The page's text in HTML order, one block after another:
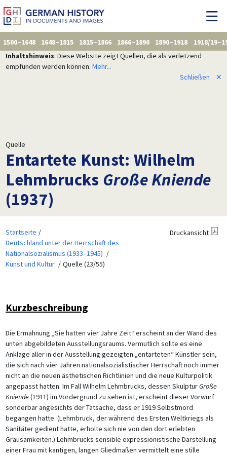
1500–1648 1648–1815 1815–1866 1866–1890 1890–1918
1918/
Inhaltshinweis: Diese Website zeigt Quellen, die als verletzend
empfunden werden können. Mehr...
Schließen
✕
Quelle
Entartete Kunst: Wilhelm
Lehmbrucks Große Kniende
(1937)
Startseite
Deutschland unter der Herrschaft des
Nationalsozialismus (1933–1945)
Kunst und Kultur
Quelle (23/55)
Druckansicht
Kurzbeschreibung
Die Ermahnung „Sie hatten vier Jahre Zeit“ erscheint an der Wand des
unten abgebildeten Ausstellungsraums. Vermutlich sollte es eine
Anklage aller in der Ausstellung gezeigten „entarteten“ Künstler sein,
die sich nach vier Jahren nationalsozialistischer Herrschaft noch immer
nicht an die neuen ästhetischen Richtlinien und die neue Kulturpolitik
angepasst hatten. Im Fall Wilhelm Lehmbrucks, dessen SkulpturGroße
Kniende(1911) im Vordergrund zu sehen ist, erscheint dieser Vorwurf
sonderbar angesichts der Tatsache, dass er 1919 Selbstmord
begangen hatte. (Lehmbruck, der während des Ersten Weltkriegs als
Sanitäter gedient hatte, erholte sich nie von den dort erlebten
Grausamkeiten.) Lehmbrucks sensible expressionistische Darstellung
einer Frau mit kantigen, langen Gliedmaßen vermittelt eine stille